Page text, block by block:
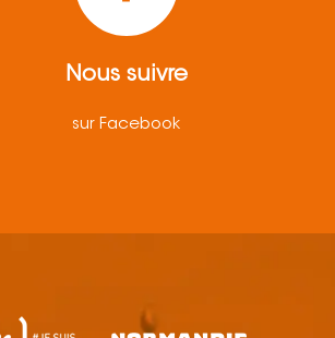
Nous suivre
sur Facebook